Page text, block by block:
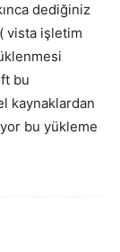
dediğiniz
vista işletim
bu
kaynaklardan
bu yükleme